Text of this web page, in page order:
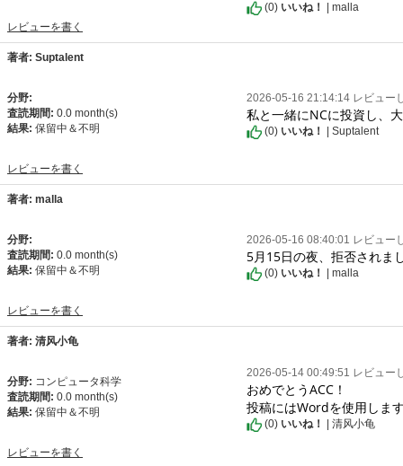
レビューを書く
(0) いいね！ | malla
著者: Suptalent
分野:
査読期間: 0.0 month(s)
結果: 保留中＆不明
レビューを書く
2026-05-16 21:14:14 レビュー
私と一緒にNCに投資し、
(0) いいね！ | Suptalent
著者: malla
分野:
査読期間: 0.0 month(s)
結果: 保留中＆不明
レビューを書く
2026-05-16 08:40:01 レビュー
5月15日の夜、拒否されま
(0) いいね！ | malla
著者: 清风小龟
分野: コンピュータ科学
査読期間: 0.0 month(s)
結果: 保留中＆不明
レビューを書く
2026-05-14 00:49:51 レビュー
おめでとうACC！
投稿にはWordを使用しま
(0) いいね！ | 清风小龟